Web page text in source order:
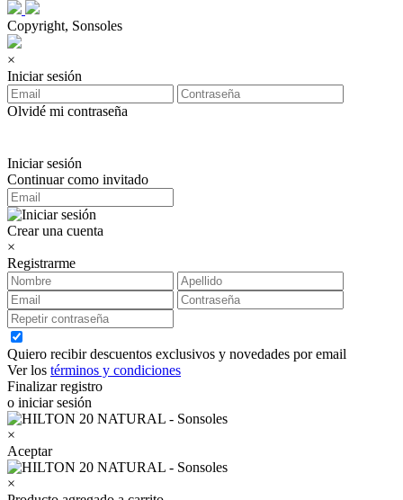
Copyright, Sonsoles
×
Iniciar sesión
Olvidé mi contraseña
Iniciar sesión
Continuar como invitado
Crear una cuenta
×
Registrarme
Quiero recibir descuentos exclusivos y novedades por email
Ver los términos y condiciones
Finalizar registro
o iniciar sesión
×
Aceptar
×